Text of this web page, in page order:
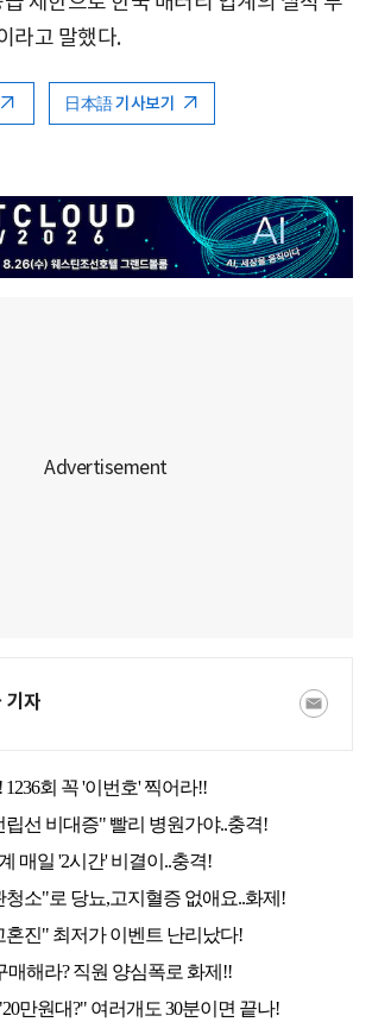
라고 말했다.
日本語 기사보기
기자